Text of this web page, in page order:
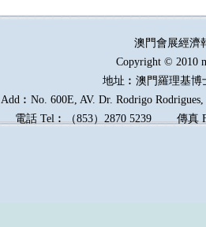
澳門會展經
Copyright © 2010
地址︰澳門羅理基博
Add︰No. 600E, AV. Dr. Rodrigo
電話 Tel︰（853）2870 5239傳真